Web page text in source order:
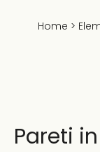
Home >
Pareti